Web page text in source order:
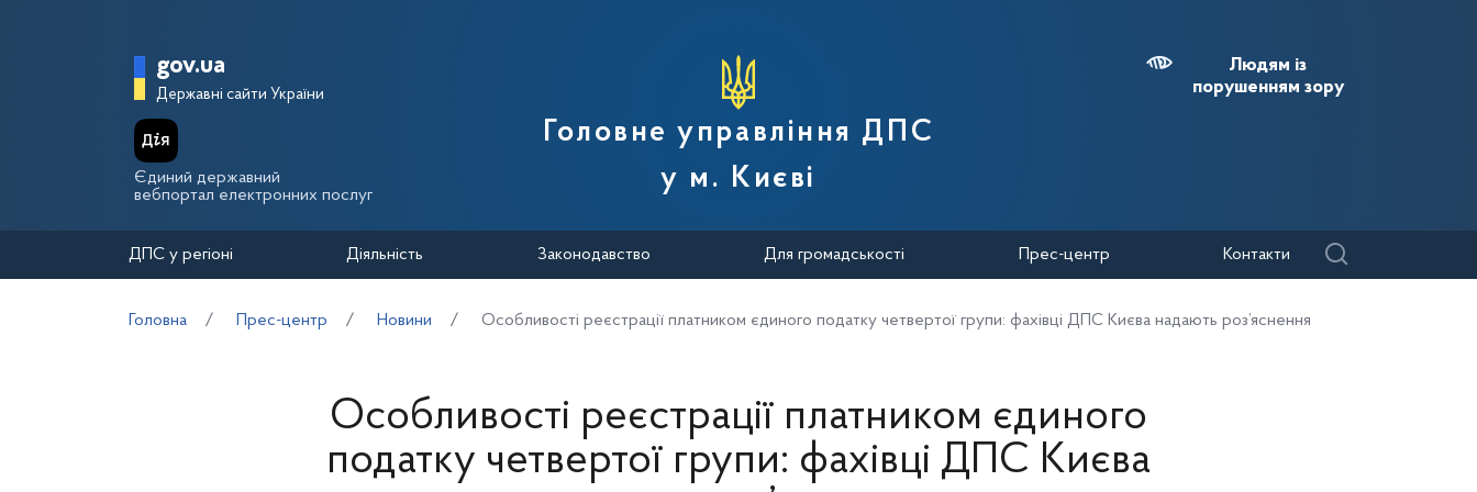
Головна сторінка Державної податкової служби України
gov.ua
Державні сайти України
Єдиний державний
вебпортал електронних послуг
Головне управління ДПС
у м. Києві
Людям із
порушенням зору
ДПС у регіоні Діяльність Законодавство Для громадськості Прес-центр Контакти
Головна Прес-центр Новини Особливості реєстрації платником єдиного податку четвертої групи: фахівці ДПС Києва надають роз’яснення
Особливості реєстрації платником єдиного
податку четвертої групи: фахівці ДПС Києва